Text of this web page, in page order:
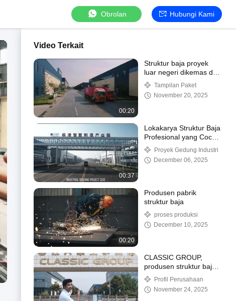
Obrolan Hubungi Kami
Video Terkait
00:20
Struktur baja proyek
luar negeri dikemas dan
dikirimTampilan Paket
November 20, 2025
00:37
Lokakarya Struktur Baja
Profesional yang Cocok
untuk Aplikasi Industri
Proyek Gedung Industri
December 06, 2025
00:20
Produsen pabrik
struktur baja
proses produksi
December 10, 2025
CLASSIC GROUP,
produsen struktur baja
yang terkenal di seluruh
dunia
Profil Perusahaan
November 24, 2025